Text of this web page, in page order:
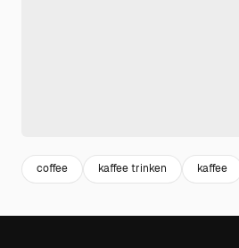
coffee kaffee trinken kaffee